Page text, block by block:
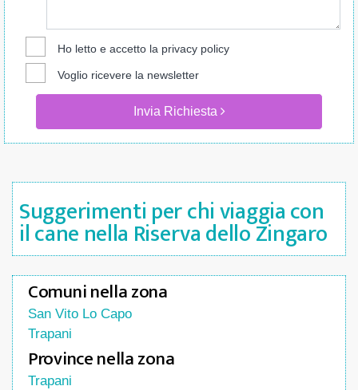
Ho letto e accetto la privacy policy
Voglio ricevere la newsletter
Invia Richiesta
Suggerimenti per chi viaggia con
il cane nella Riserva dello Zingaro
Comuni nella zona
San Vito Lo Capo
Trapani
Province nella zona
Trapani